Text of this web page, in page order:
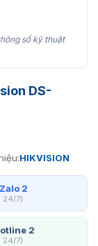
số kỹ thuật
DS-
HIKVISION
2
24/7)
2
24/7)